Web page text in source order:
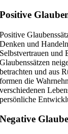
Positive
Positive
Denken und
Selbstvertrauen und
Glaubenssätzen
betrachten und aus
formen die
verschiedenen
persönliche
Negative